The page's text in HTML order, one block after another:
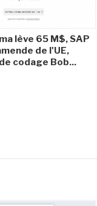
lève 65 M$, SAP
de l'UE,
codage Bob...